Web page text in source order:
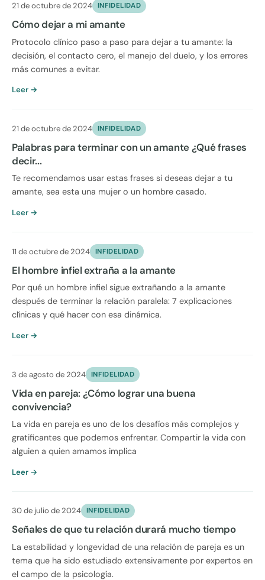
21 de octubre de 2024 INFIDELIDAD
Cómo dejar a mi amante
Protocolo clínico paso a paso para dejar a tu amante: la
decisión, el contacto cero, el manejo del duelo, y los errores
más comunes a evitar.
Leer →
21 de octubre de 2024 INFIDELIDAD
Palabras para terminar con un amante ¿Qué frases
decir...
Te recomendamos usar estas frases si deseas dejar a tu
amante, sea esta una mujer o un hombre casado.
Leer →
11 de octubre de 2024 INFIDELIDAD
El hombre infiel extraña a la amante
Por qué un hombre infiel sigue extrañando a la amante
después de terminar la relación paralela: 7 explicaciones
clínicas y qué hacer con esa dinámica.
Leer →
3 de agosto de 2024 INFIDELIDAD
Vida en pareja: ¿Cómo lograr una buena
convivencia?
La vida en pareja es uno de los desafíos más complejos y
gratificantes que podemos enfrentar. Compartir la vida con
alguien a quien amamos implica
Leer →
30 de julio de 2024 INFIDELIDAD
Señales de que tu relación durará mucho tiempo
La estabilidad y longevidad de una relación de pareja es un
tema que ha sido estudiado extensivamente por expertos en
el campo de la psicología.